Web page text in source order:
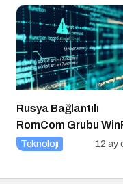
Rusya Bağlantılı
RomCom Grubu
Açığını Hedef Aldı
Teknoloji 12 ay